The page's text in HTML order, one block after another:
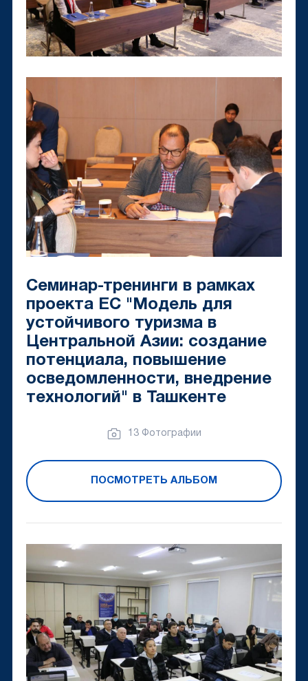
Семинар-тренинги в рамках
проекта ЕС "Модель для
устойчивого туризма в
Центральной Азии: создание
потенциала, повышение
осведомленности, внедрение
технологий" в Ташкенте
ПОСМОТРЕТЬ АЛЬБОМ
13 Фотографии